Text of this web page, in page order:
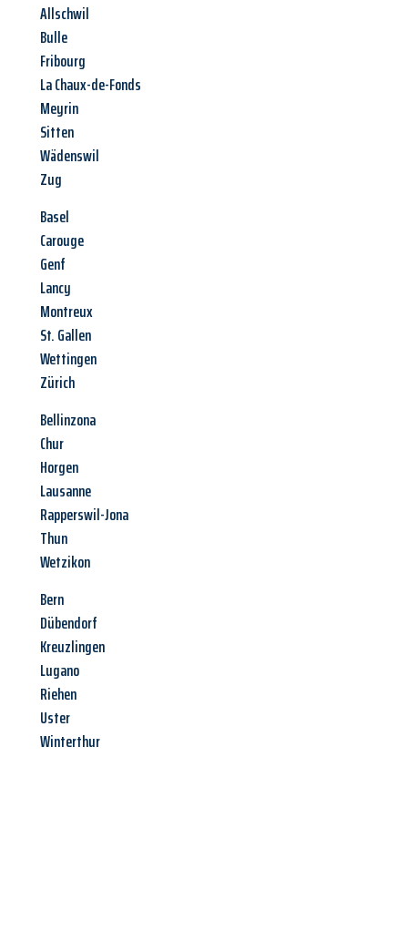
Allschwil
Bulle
Fribourg
La Chaux-de-Fonds
Meyrin
Sitten
Wädenswil
Zug
Basel
Carouge
Genf
Lancy
Montreux
St. Gallen
Wettingen
Zürich
Bellinzona
Chur
Horgen
Lausanne
Rapperswil-Jona
Thun
Wetzikon
Bern
Dübendorf
Kreuzlingen
Lugano
Riehen
Uster
Winterthur